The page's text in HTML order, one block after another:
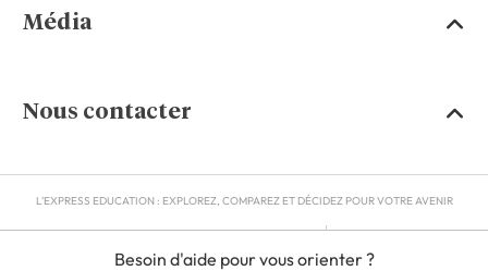
Besoin d'aide pour vous orienter ?
Média
Nous contacter
L'EXPRESS EDUCATION : EXPLOREZ, COMPAREZ ET DÉCIDEZ POUR VOTRE AVENIR
RGPD